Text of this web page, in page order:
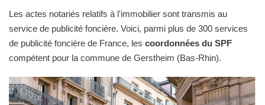
Les actes notariés relatifs à l'immobilier sont transmis au
service de publicité foncière. Voici, parmi plus de 300 services
de publicité foncière de France, les coordonnées du SPF
compétent pour la commune de Gerstheim (Bas-Rhin).